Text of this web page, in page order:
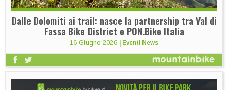
Dalle Dolomiti ai trail: nasce la partnership tra Val di
Fassa Bike District e PON.Bike Italia
16 Giugno 2026 | Eventi News